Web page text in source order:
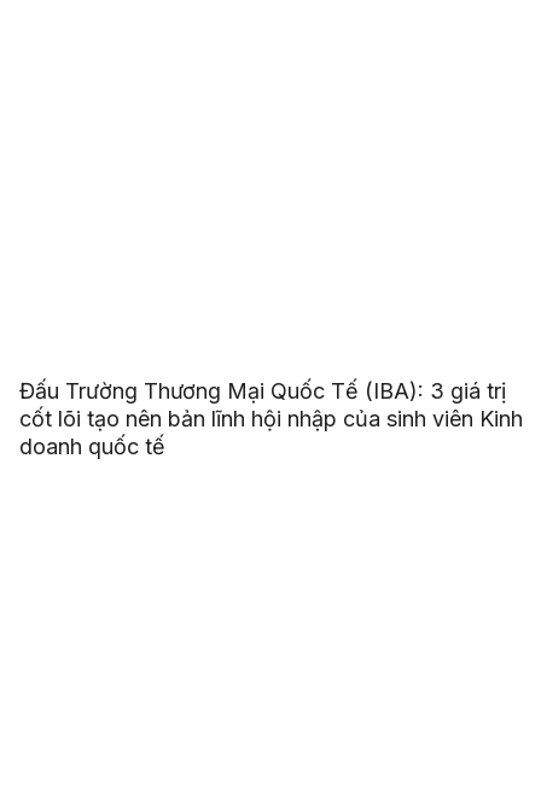
Đấu Trường Thương Mại Quốc Tế (IBA): 3 giá trị
cốt lõi tạo nên bản lĩnh hội nhập của sinh viên Kinh
doanh quốc tế